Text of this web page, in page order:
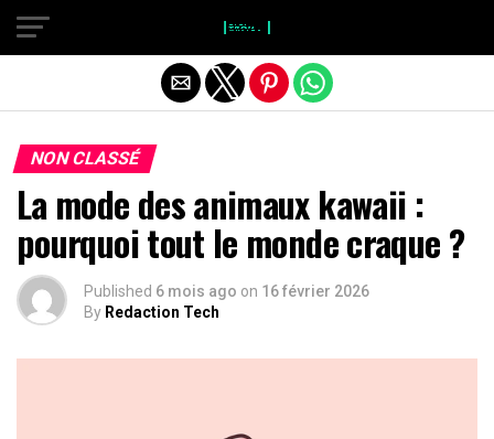
NON CLASSÉ
La mode des animaux kawaii :
pourquoi tout le monde craque ?
Published 6 mois ago on 16 février 2026
By Redaction Tech